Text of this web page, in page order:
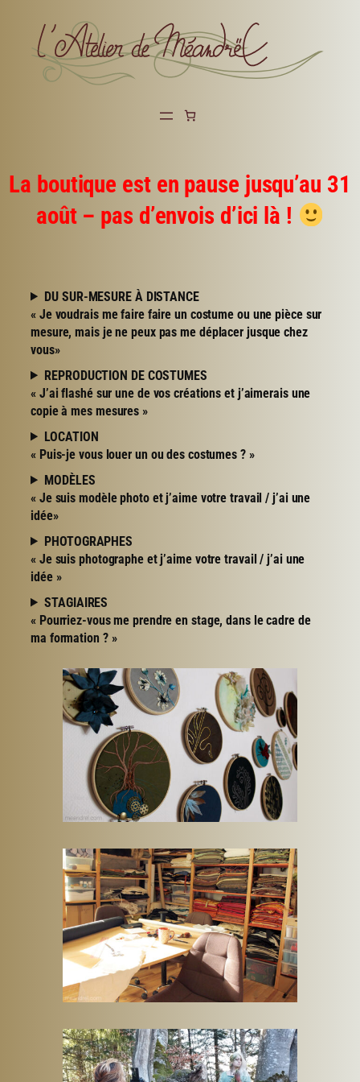
contenu
La boutique est en pause jusqu’au 31
août – pas d’envois d’ici là !
DU SUR-MESURE À DISTANCE
« Je voudrais me faire faire un costume ou une pièce sur
mesure, mais je ne peux pas me déplacer jusque chez
vous»
REPRODUCTION DE COSTUMES
« J’ai flashé sur une de vos créations et j’aimerais une
copie à mes mesures »
LOCATION
« Puis-je vous louer un ou des costumes ? »
MODÈLES
« Je suis modèle photo et j’aime votre travail / j’ai une
idée»
PHOTOGRAPHES
« Je suis photographe et j’aime votre travail / j’ai une
idée »
STAGIAIRES
« Pourriez-vous me prendre en stage, dans le cadre de
ma formation ? »